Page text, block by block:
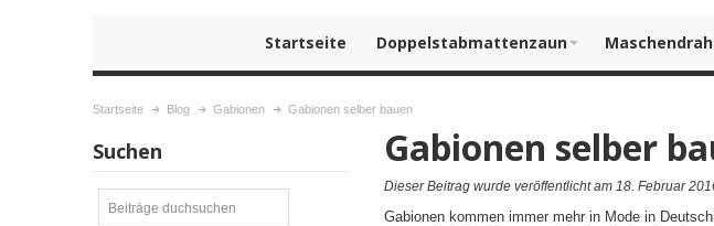
Startseite Doppelstabmattenzaun
Startseite Blog Gabionen Gabionen selber bauen
Gabionen selber
Dieser Beitrag wurde veröffentlicht am 18. Februar
Gabionen kommen immer mehr in Mode in
Suchen